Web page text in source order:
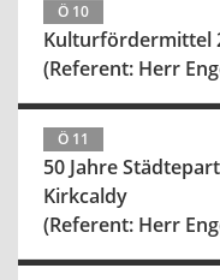
Ö 10
Kulturfördermittel
(Referent: Herr
Ö 11
50 Jahre
Kirkcaldy
(Referent: Herr